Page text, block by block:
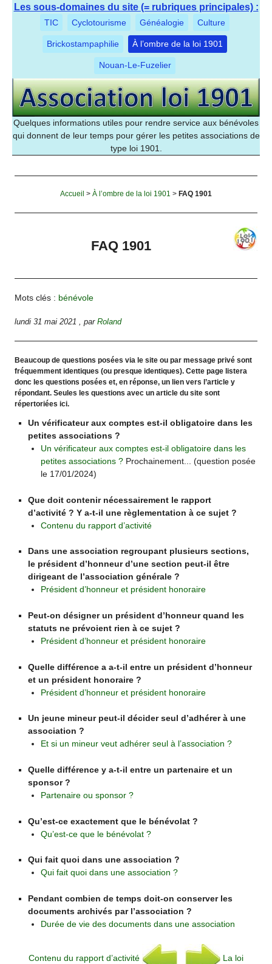
Les sous-domaines du site (= rubriques principales) :
TIC Cyclotourisme Généalogie Culture
Brickostampaphilie À l’ombre de la loi 1901
Nouan-Le-Fuzelier
Quelques informations utiles pour rendre service aux bénévoles
qui donnent de leur temps pour gérer les petites associations de
type loi 1901.
Accueil > À l’ombre de la loi 1901 > FAQ 1901
FAQ 1901
Mots clés : bénévole
lundi 31 mai 2021 ,parRoland
Beaucoup de questions posées via le site ou par message privé sont
fréquemment identiques (ou presque identiques). Cette page listera
donc les questions posées et, en réponse, un lien vers l’article y
répondant. Seules les questions avec un article du site sont
répertoriées ici.
Un vérificateur aux comptes est-il obligatoire dans les
petites associations ?
Un vérificateur aux comptes est-il obligatoire dans les
petites associations ? Prochainement... (question posée
le 17/01/2024)
Que doit contenir nécessairement le rapport
d’activité ? Y a-t-il une règlementation à ce sujet ?
Contenu du rapport d’activité
Dans une association regroupant plusieurs sections,
le président d’honneur d’une section peut-il être
dirigeant de l’association générale ?
Président d’honneur et président honoraire
Peut-on désigner un président d’honneur quand les
statuts ne prévoient rien à ce sujet ?
Président d’honneur et président honoraire
Quelle différence a a-t-il entre un président d’honneur
et un président honoraire ?
Président d’honneur et président honoraire
Un jeune mineur peut-il décider seul d’adhérer à une
association ?
Et si un mineur veut adhérer seul à l’association ?
Quelle différence y a-t-il entre un partenaire et un
sponsor ?
Partenaire ou sponsor ?
Qu’est-ce exactement que le bénévolat ?
Qu’est-ce que le bénévolat ?
Qui fait quoi dans une association ?
Qui fait quoi dans une association ?
Pendant combien de temps doit-on conserver les
documents archivés par l’association ?
Durée de vie des documents dans une association
Contenu du rapport d’activité La loi